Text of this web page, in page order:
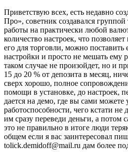
Приветствую всех, есть недавно
Про», советник создавался
работы на практически любой
количество настроек, что
его для торговли, можно поставить
настройки и просто не мешать ему
таком случае не произойдет, но и
15 до 20 % от депозита в месяц,
сверх хорошо, полное
помощи в установке, до настроек,
дается на демо, где вы сами можете
работоспособности, чего кстати
им сразу переведи деньги, а потом
это не правильно в итоге люди
общем если я вас заинтересовал
tolick.demidoff@mail.ru дам более